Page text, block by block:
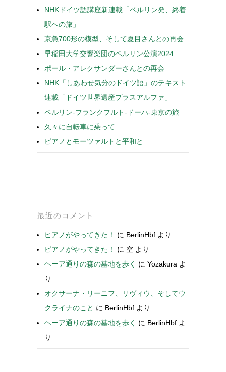
NHKドイツ語講座新連載「ベルリン発、終着
駅への旅」
京急700形の模型、そして夏目さんとの再会
早稲田大学交響楽団のベルリン公演2024
ポール・アレクサンダーさんとの再会
NHK「しあわせ気分のドイツ語」のテキスト
連載「ドイツ世界遺産プラスアルファ」
ベルリン-フランクフルト-ドーハ-東京の旅
久々に自転車に乗って
ピアノとモーツァルトと平和と
最近のコメント
ピアノがやってきた！ に BerlinHbf より
ピアノがやってきた！
に 空 より
ヘーア通りの森の墓地を歩く
に Yozakura よ
り
オクサーナ・リーニフ、リヴィウ、そしてウ
クライナのこと に BerlinHbf より
ヘーア通りの森の墓地を歩く
に BerlinHbf よ
り